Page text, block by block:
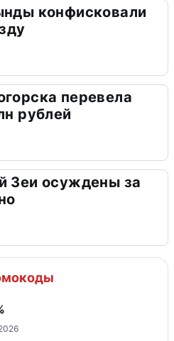
конфисковали
перевела
рублей
Зеи осуждены за